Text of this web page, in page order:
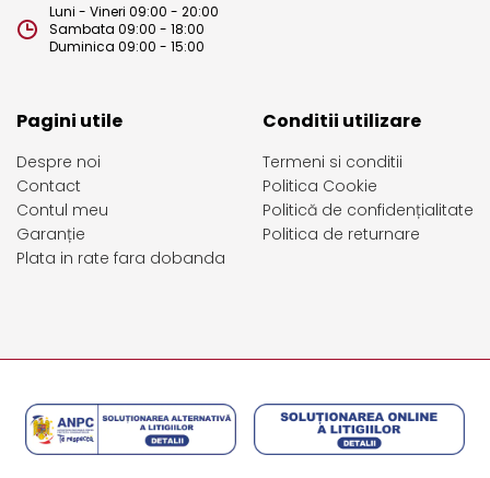
Luni - Vineri 09:00 - 20:00
Sambata 09:00 - 18:00
Duminica 09:00 - 15:00
Pagini utile
Despre noi
Contact
Contul meu
Garanție
Plata in rate fara dobanda
Conditii utilizare
Termeni si conditii
Politica Cookie
Politică de confidențialitate
Politica de returnare